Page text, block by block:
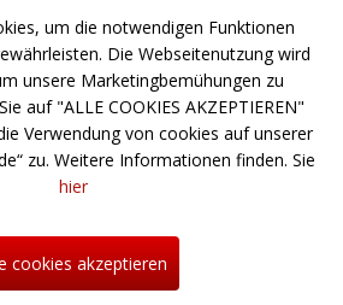
Bestellprozess
um die notwendigen Funktionen
Die Webseitenutzung wird
unsere Marketingbemühungen zu
auf "ALLE COOKIES AKZEPTIEREN"
Verwendung von cookies auf unserer
zu. Weitere Informationen finden. Sie
hier
cookies akzeptieren